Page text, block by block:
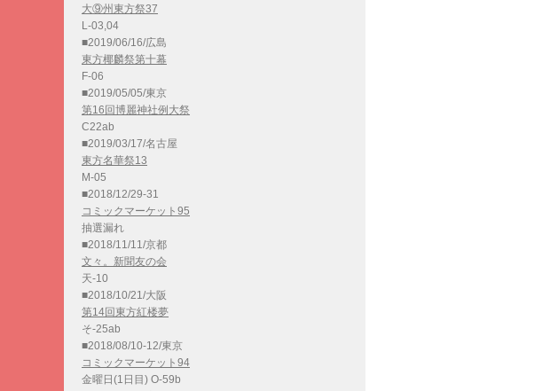
大⑨州東方祭37
L-03,04
■2019/06/16/広島
東方椰麟祭第十幕
F-06
■2019/05/05/東京
第16回博麗神社例大祭
C22ab
■2019/03/17/名古屋
東方名華祭13
M-05
■2018/12/29-31
コミックマーケット95
抽選漏れ
■2018/11/11/京都
文々。新聞友の会
天-10
■2018/10/21/大阪
第14回東方紅楼夢
そ-25ab
■2018/08/10-12/東京
コミックマーケット94
金曜日(1日目) O-59b